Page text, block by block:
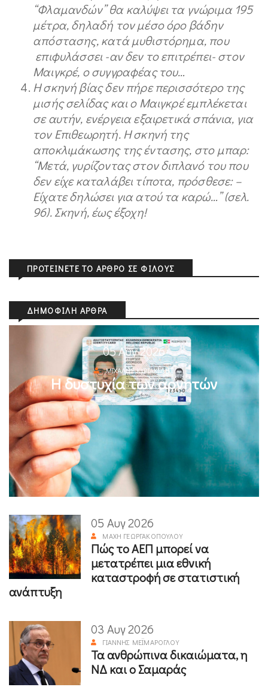
“Φλαμανδών” θα καλύψει τα γνώριμα 195
μέτρα, δηλαδή τον μέσο όρο βάδην
απόστασης, κατά μυθιστόρημα, που
επιφυλάσσει -αν δεν το επιτρέπει- στον
Μαιγκρέ, ο συγγραφέας του…
Η σκηνή βίας δεν πήρε περισσότερο της
μισής σελίδας και ο Μαιγκρέ εμπλέκεται
σε αυτήν, ενέργεια εξαιρετικά σπάνια, για
τον Επιθεωρητή. Η σκηνή της
αποκλιμάκωσης της έντασης, στο μπαρ:
“Μετά, γυρίζοντας στον διπλανό του που
δεν είχε καταλάβει τίποτα, πρόσθεσε: –
Είχατε δηλώσει για ατού τα καρώ…” (σελ.
96). Σκηνή, έως έξοχη!
ΠΡΟΤΕΊΝΕΤΕ ΤΟ ΆΡΘΡΟ ΣΕ ΦΊΛΟΥΣ
ΔΗΜΟΦΙΛΉ ΆΡΘΡΑ
05 Αυγ 2026
ΜΙΧΆΛΗΣ ΚΥΡΙΑΚΊΔΗΣ
Η δυστυχία των αρνητών
05 Αυγ 2026
ΜΆΧΗ ΓΕΩΡΓΑΚΟΠΟΎΛΟΥ
Πώς το ΑΕΠ μπορεί να
μετατρέπει μια εθνική
καταστροφή σε στατιστική
ανάπτυξη
03 Αυγ 2026
ΓΙΆΝΝΗΣ ΜΕΪΜΆΡΟΓΛΟΥ
Τα ανθρώπινα δικαιώματα, η
ΝΔ και ο Σαμαράς